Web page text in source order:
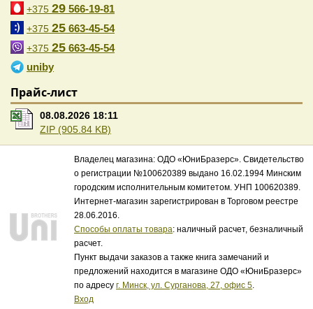
+375 29 566-19-81
+375 25 663-45-54
+375 25 663-45-54
uniby
Прайс-лист
08.08.2026 18:11
ZIP (905.84 KB)
Владелец магазина: ОДО «ЮниБразерс». Свидетельство
о регистрации №100620389 выдано 16.02.1994 Минским
городским исполнительным комитетом. УНП 100620389.
Интернет-магазин зарегистрирован в Торговом реестре
28.06.2016.
Способы оплаты товара: наличный расчет, безналичный
расчет.
Пункт выдачи заказов а также книга замечаний и
предложений находится в магазине ОДО «ЮниБразерс»
по адресу г. Минск, ул. Сурганова, 27, офис 5.
Вход